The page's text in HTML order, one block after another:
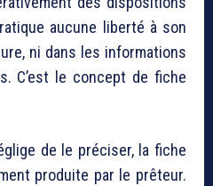
aucune liberté à son
ni dans les informations
C’est le concept de fiche
de le préciser, la fiche
produite par le prêteur.